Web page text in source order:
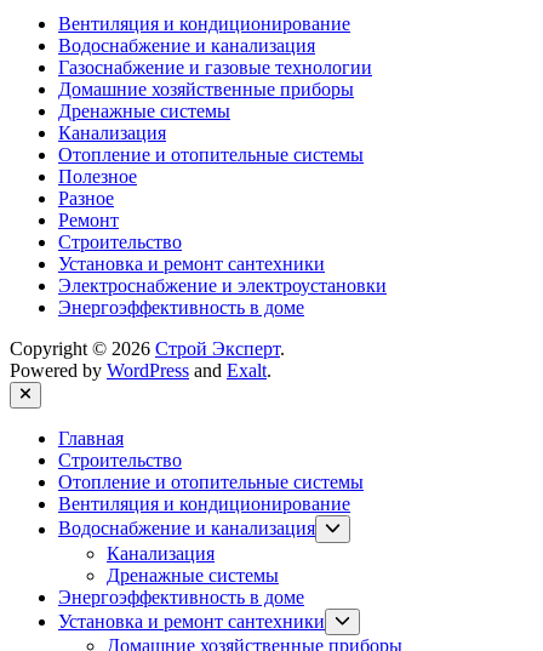
Вентиляция и кондиционирование
Водоснабжение и канализация
Газоснабжение и газовые технологии
Домашние хозяйственные приборы
Дренажные системы
Канализация
Отопление и отопительные системы
Полезное
Разное
Ремонт
Строительство
Установка и ремонт сантехники
Электроснабжение и электроустановки
Энергоэффективность в доме
Copyright © 2026 Строй Эксперт.
Powered by WordPress and Exalt.
Close
Главная
Строительство
Отопление и отопительные системы
Вентиляция и кондиционирование
Водоснабжение и канализация
Show
sub
Канализация
Дренажные системы
Энергоэффективность в доме
Установка и ремонт сантехники
sub
Домашние хозяйственные приборы